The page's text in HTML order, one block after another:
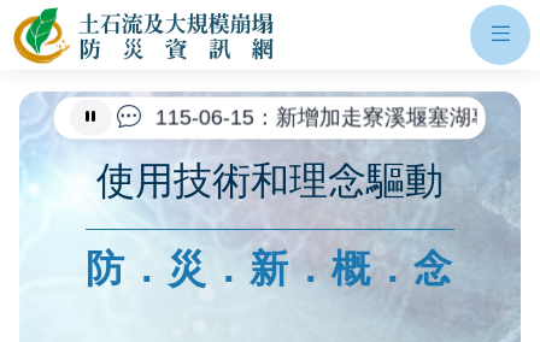
網站主選單
土石流及大規模崩塌防災資訊網
開
115-06-15：新增加走寮溪堰塞湖專區
115-04-14：公告二次災害高風險區調
115-04-04：新增0404豪雨土砂災害狀
115-02-09：因應桃園市龜山區文青里
114-10-16：公告114年優質自主防災
114-10-03：更新二次災害高風險區42
使用技術和理念驅動
防．災．新．概．念